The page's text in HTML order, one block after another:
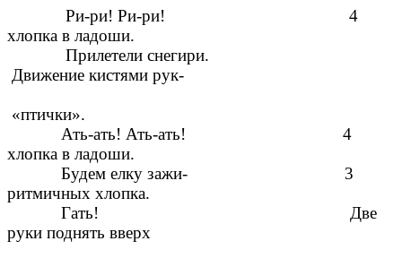
Ри-ри! Ри-ри! 4
хлопка в ладоши.
Прилетели снегири.
Движение кистями рук-
«птички».
Ать-ать! Ать-ать! 4
хлопка в ладоши.
Будем елку зажи- 3
ритмичных хлопка.
Гать! Две
руки поднять вверх